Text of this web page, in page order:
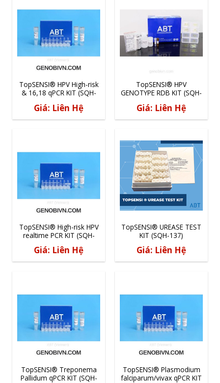
TopSENSI® HPV High-risk
& 16,18 qPCR KIT (SQH-
Giá: Liên Hệ
TopSENSI® HPV
GENOTYPE RDB KIT (SQH-
Giá: Liên Hệ
TopSENSI® High-risk HPV
realtime PCR KIT (SQH-
Giá: Liên Hệ
TopSENSI® UREASE TEST
KIT (SQH-137)
Giá: Liên Hệ
TopSENSI® Treponema
Pallidum qPCR KIT (SQH-
TopSENSI® Plasmodium
falciparum/vivax qPCR KIT